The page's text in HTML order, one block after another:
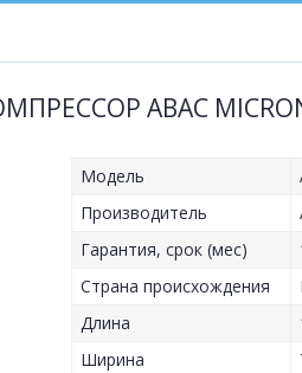
ABAC
Модель
Производитель
Гарантия, срок (мес)
Страна происхождения
Длина
Ширина